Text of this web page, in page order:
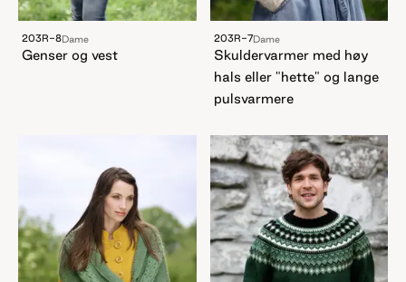
203R-8Dame
Genser og vest
203R-7Dame
Skuldervarmer med høy
hals eller "hette" og lange
pulsvarmere